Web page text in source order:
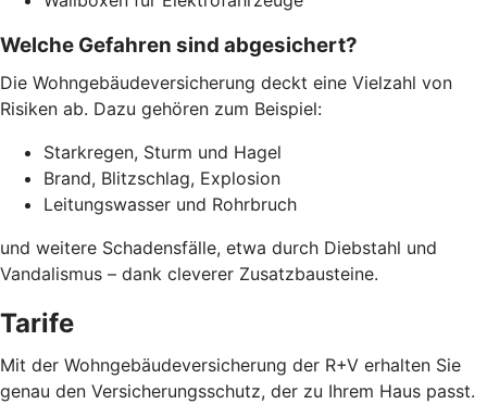
Welche Gefahren sind abgesichert?
Die Wohngebäudeversicherung deckt eine Vielzahl von
Risiken ab. Dazu gehören zum Beispiel:
Starkregen, Sturm und Hagel
Brand, Blitzschlag, Explosion
Leitungswasser und Rohrbruch
und weitere Schadensfälle, etwa durch Diebstahl und
Vandalismus – dank cleverer Zusatzbausteine.
Tarife
Mit der Wohngebäudeversicherung der R+V erhalten Sie
genau den Versicherungsschutz, der zu Ihrem Haus passt.